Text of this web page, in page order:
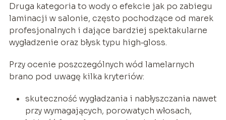
Druga kategoria to wody o efekcie jak po zabiegu
laminacji w salonie, często pochodzące od marek
profesjonalnych i dające bardziej spektakularne
wygładzenie oraz błysk typu high‑gloss.
Przy ocenie poszczególnych wód lamelarnych
brano pod uwagę kilka kryteriów:
skuteczność wygładzania i nabłyszczania nawet
przy wymagających, porowatych włosach,